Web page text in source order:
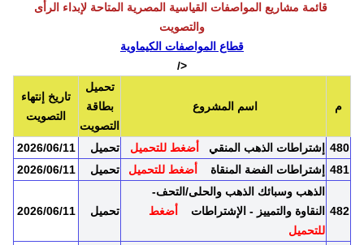
قائمة مشاريع المواصفات القياسية المصرية المتاحة لإبداء الرأى
والتصويت
قطاع المواصفات الكيماوية
</
م اسم المشروع
تحميل
بطاقة
التصويت
تاريخ إنتهاء
التصويت
480 إشتراطات الذهب المنقي أضغط للتحميل تحميل
2026/06/11
481
إشتراطات الفضة المنقاة أضغط للتحميل تحميل 2026/06/11
482
الذهب وسبائك الذهب والحلى/التحف-
النقاوة والتمييز - الإشتراطات
أضغط
للتحميل
تحميل 2026/06/11